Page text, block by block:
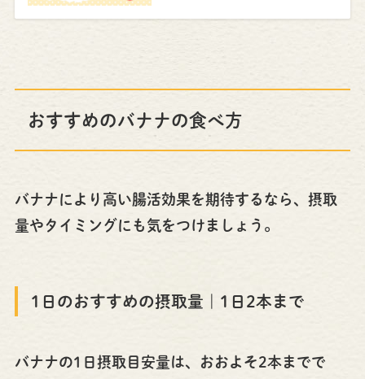
おすすめのバナナの食べ方
バナナにより高い腸活効果を期待するなら、摂取
量やタイミングにも気をつけましょう。
1日のおすすめの摂取量｜1日2本まで
バナナの1日摂取目安量は、おおよそ2本までで